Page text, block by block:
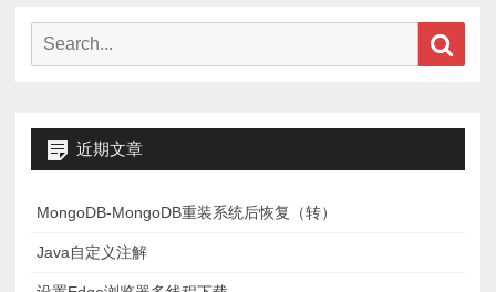
Search
近期文章
MongoDB-MongoDB重装系统后恢复（转）
Java自定义注解